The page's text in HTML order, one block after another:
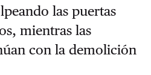
las puertas
mientras las
con la demolición